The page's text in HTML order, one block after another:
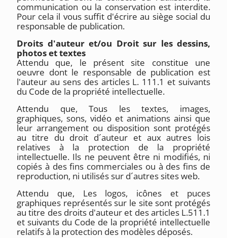
communication ou la conservation est interdite.
Pour cela il vous suffit d'écrire au siège social du
responsable de publication.
Droits d'auteur et/ou Droit sur les dessins,
photos et textes
Attendu que, le présent site constitue une
oeuvre dont le responsable de publication est
l'auteur au sens des articles L. 111.1 et suivants
du Code de la propriété intellectuelle.
Attendu que, Tous les textes, images,
graphiques, sons, vidéo et animations ainsi que
leur arrangement ou disposition sont protégés
au titre du droit d´auteur et aux autres lois
relatives à la protection de la propriété
intellectuelle. Ils ne peuvent être ni modifiés, ni
copiés à des fins commerciales ou à des fins de
reproduction, ni utilisés sur d´autres sites web.
Attendu que, Les logos, icônes et puces
graphiques représentés sur le site sont protégés
au titre des droits d'auteur et des articles L.511.1
et suivants du Code de la propriété intellectuelle
relatifs à la protection des modèles déposés.